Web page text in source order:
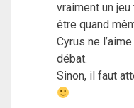
vraiment un
être quand
Cyrus ne
débat.
Sinon, il faut